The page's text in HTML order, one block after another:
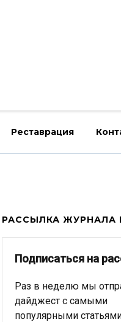
Реставрация
РАССЫЛКА ЖУРНАЛА
Подписаться на
Раз в неделю мы
дайджест с самыми
популярными